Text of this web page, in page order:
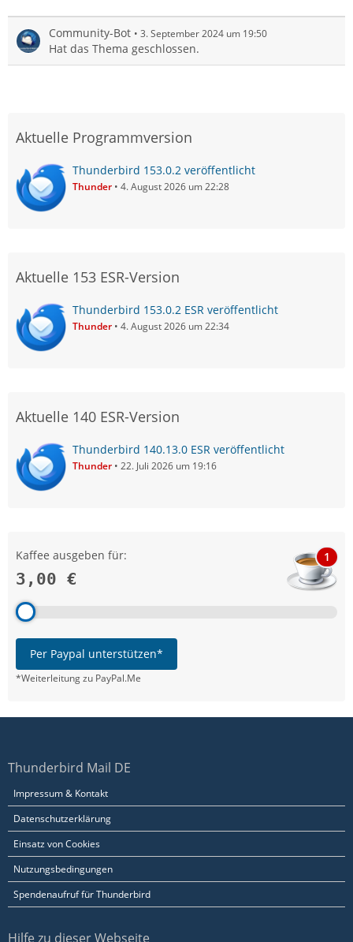
Community-Bot 3. September 2024 um 19:50
Hat das Thema geschlossen.
Aktuelle Programmversion
Thunderbird 153.0.2 veröffentlicht
Thunder 4. August 2026 um 22:28
Aktuelle 153 ESR-Version
Thunderbird 153.0.2 ESR veröffentlicht
Thunder 4. August 2026 um 22:34
Aktuelle 140 ESR-Version
Thunderbird 140.13.0 ESR veröffentlicht
Thunder 22. Juli 2026 um 19:16
Kaffee ausgeben für:
3,00 €
1
Per Paypal unterstützen*
*Weiterleitung zu PayPal.Me
Thunderbird Mail DE
Impressum & Kontakt
Datenschutzerklärung
Einsatz von Cookies
Nutzungsbedingungen
Spendenaufruf für Thunderbird
Hilfe zu dieser Webseite